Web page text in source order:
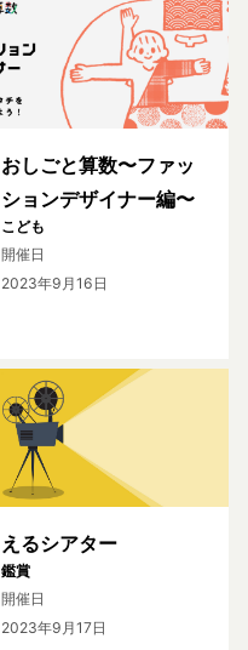
おしごと算数〜ファッ
ションデザイナー編〜
こども
開催日
2023年9月16日
えるシアター
鑑賞
開催日
2023年9月17日